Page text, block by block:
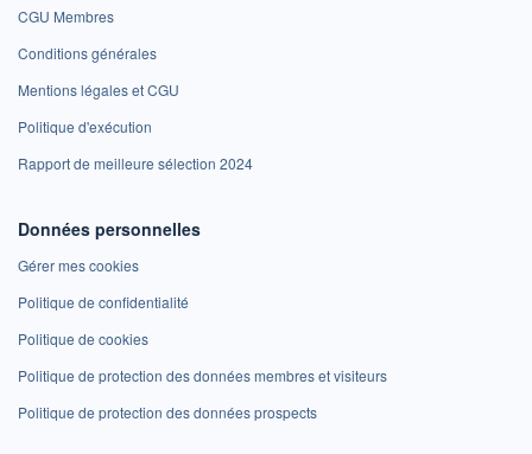
CGU Membres
Conditions générales
Mentions légales et CGU
Politique d'exécution
Rapport de meilleure sélection 2024
Données personnelles
Gérer mes cookies
Politique de confidentialité
Politique de cookies
Politique de protection des données membres et visiteurs
Politique de protection des données prospects